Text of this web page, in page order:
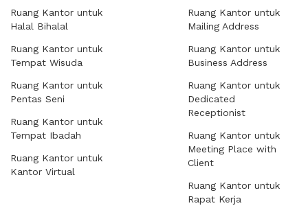
Ruang Kantor untuk
Halal Bihalal
Ruang Kantor untuk
Tempat Wisuda
Ruang Kantor untuk
Pentas Seni
Ruang Kantor untuk
Tempat Ibadah
Ruang Kantor untuk
Kantor Virtual
Ruang Kantor untuk
Mailing Address
Ruang Kantor untuk
Business Address
Ruang Kantor untuk
Dedicated
Receptionist
Ruang Kantor untuk
Meeting Place with
Client
Ruang Kantor untuk
Rapat Kerja